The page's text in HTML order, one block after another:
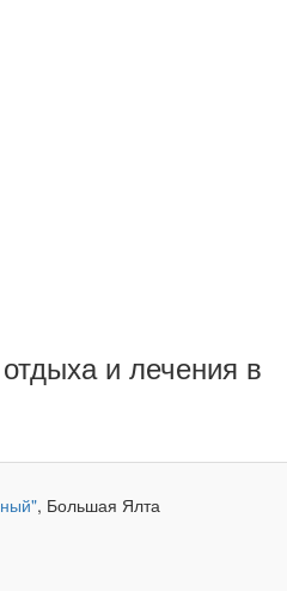
и лечения в
, Большая Ялта